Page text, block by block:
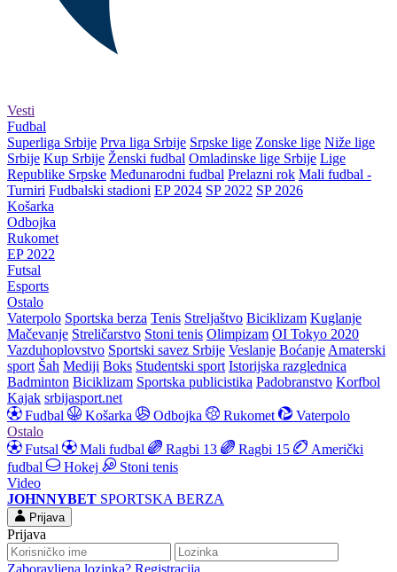
Vesti
Fudbal
Superliga Srbije Prva liga Srbije Srpske lige Zonske lige Niže lige
Srbije Kup Srbije Ženski fudbal Omladinske lige Srbije Lige
Republike Srpske Međunarodni fudbal Prelazni rok Mali fudbal -
Turniri Fudbalski stadioni EP 2024 SP 2022 SP 2026
Košarka
Odbojka
Rukomet
EP 2022
Futsal
Esports
Ostalo
Vaterpolo Sportska berza Tenis Streljaštvo Biciklizam Kuglanje
Mačevanje Streličarstvo Stoni tenis Olimpizam OI Tokyo 2020
Vazduhoplovstvo Sportski savez Srbije Veslanje Boćanje Amaterski
sport Šah Mediji Boks Studentski sport Istorijska razglednica
Badminton Biciklizam Sportska publicistika Padobranstvo Korfbol
Kajak srbijasport.net
Fudbal
Košarka Odbojka Rukomet
Vaterpolo
Ostalo
Futsal
Mali fudbal Ragbi 13 Ragbi 15
Američki
fudbal
Hokej
Stoni tenis
Video
JOHNNYBET SPORTSKA BERZA
Prijava
Prijava